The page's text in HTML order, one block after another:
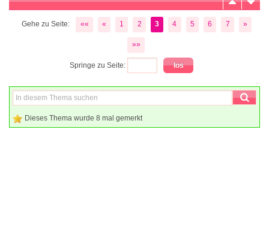
Gehe zu Seite: «« « 1 2 3 4 5 6 7 »
»»
Springe zu Seite:
Dieses Thema wurde 8 mal gemerkt